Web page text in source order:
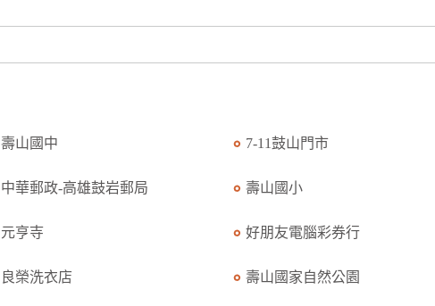
壽山國中 7-11鼓山門市
中華郵政-高雄鼓岩郵局 壽山國小
元亨寺 好朋友電腦彩券行
良榮洗衣店 壽山國家自然公園